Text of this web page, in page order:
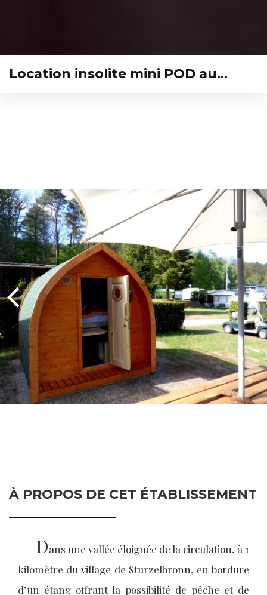
Location insolite mini POD au…
À PROPOS DE CET ÉTABLISSEMENT
Dans une vallée éloignée de la circulation, à 1
kilomètre du village de Sturzelbronn, en bordure
d’un étang offrant la possibilité de pêche et de